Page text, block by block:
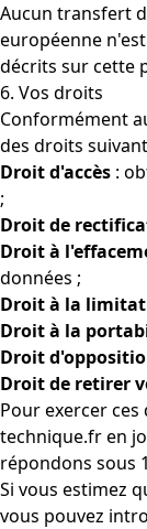
Aucun transfert
européenne
décrits sur cette
6. Vos droits
Conformément
des droits
Droit d'accès :
;
Droit de
Droit à
données ;
Droit à la
Droit à la
Droit
Droit de retirer
Pour exercer ces
technique.fren
répondons sous
Si vous estimez
vous pouvez